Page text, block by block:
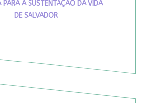
PARA A SUSTENTAÇÃO DA VIDA
DE SALVADOR